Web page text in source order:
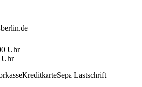
Uhr
Uhr
KreditkarteSepa Lastschrift